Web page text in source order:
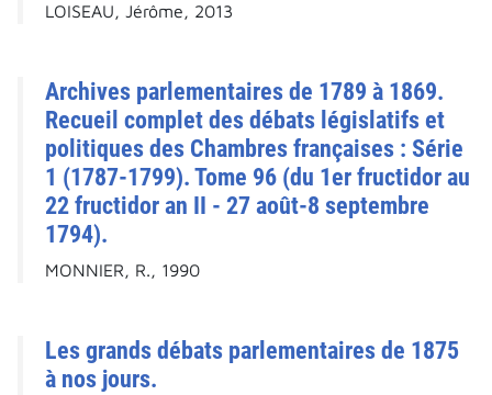
LOISEAU, Jérôme, 2013
Archives parlementaires de 1789 à 1869.
Recueil complet des débats législatifs et
politiques des Chambres françaises : Série
1 (1787-1799). Tome 96 (du 1er fructidor au
22 fructidor an II - 27 août-8 septembre
1794).
MONNIER, R., 1990
Les grands débats parlementaires de 1875
à nos jours.